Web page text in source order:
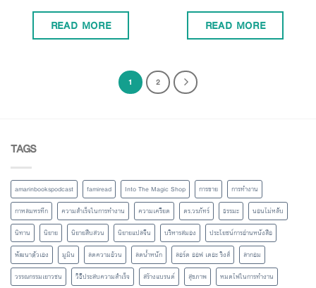
READ MORE READ MORE
1 2
TAGS
amarinbookspodcast famiread Into The Magic Shop การขาย
การทำงาน
กาหลมหรทึก
ความสำเร็จในการทำงาน ความเครียด ดร.วรภัทร์ ธรรมะ
นอนไม่หลับ
นิทาน
นิยาย นิยายสืบสวน นิยายแปลจีน บริหารสมอง
ประโยชน์การอ่านหนังสือ
พัฒนาตัวเอง
มูมิน ลดความอ้วน ลดน้ำหนัก ลอร์ด ออฟ เดอะ ริงส์
ลากอม
วรรณกรรมเยาวชน
วิธีประสบความสำเร็จ สร้างแบรนด์ สุขภาพ
หมดไฟในการทำงาน